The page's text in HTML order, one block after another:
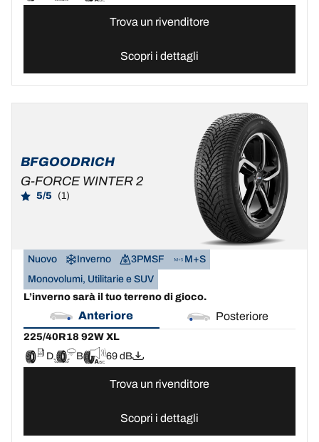
Trova un rivenditore
Scopri i dettagli
BFGOODRICH
G-FORCE WINTER 2
5/5 (1)
Nuovo Inverno 3PMSF
M+S
Monovolumi, Utilitarie e SUV
L’inverno sarà il tuo terreno di gioco.
Anteriore Posteriore
225/40R18 92W XL
D
B 69 dB
Trova un rivenditore
Scopri i dettagli